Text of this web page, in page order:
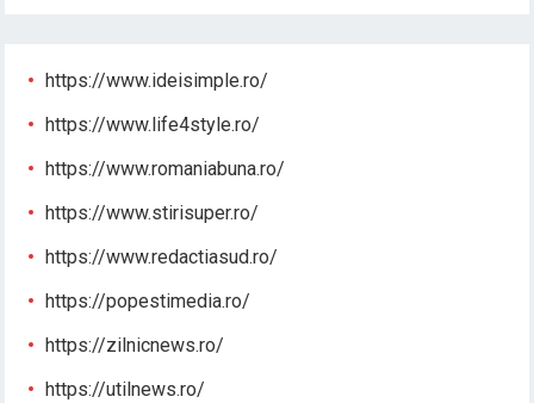
https://www.ideisimple.ro/
https://www.life4style.ro/
https://www.romaniabuna.ro/
https://www.stirisuper.ro/
https://www.redactiasud.ro/
https://popestimedia.ro/
https://zilnicnews.ro/
https://utilnews.ro/